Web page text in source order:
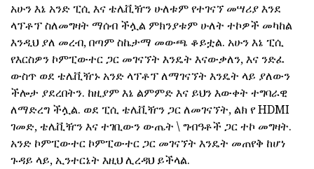
አሁን እኔ አንድ ፒሲ እና ቴሌቪዥን ሁለቱም የተገናኘ መሣሪያ እንደ
ላፕቶፕ ስለመግዛት ማሰብ ችሏል ምክንያቱም ሁለት ተኮዎች መካከል
እንዲህ ያለ መረብ, በጣም ስኬታማ መውጫ ቆይቷል. አሁን እኔ ፒሲ
የእርስዎን ኮምፒውተር ጋር መገናኘት እንዴት እናውቃለን, እና ንድፈ
ውስጥ ወደ ቴሌቪዥኑ አንድ ላፕቶፕ ለማገናኘት እንዴት ላይ ያለውን
ችሎታ ያደረበትን. ከዚያም እኔ ልምምድ እና ይህን እውቀት ተግባራዊ
ለማድረግ ችሏል. ወደ ፒሲ ቴሌቪዥን ጋር ለመገናኘት, ልክ የ HDMI
ገመድ, ቴሌቪዥን እና ተገቢውን ውጤት \ ግብዓቶች ጋር ተኮ መግዛት.
አንድ ኮምፒውተር ኮምፒውተር ጋር መገናኘት እንዴት መጠየቅ ከሆነ
ጉዳይ ላይ, ኢንተርኔት እዚህ ሊረዳህ ይችላል.